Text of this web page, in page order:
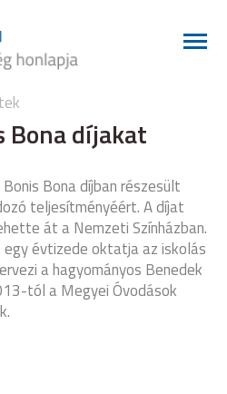
Bona díjakat
Bona díjban részesült
teljesítményéért. A díjat
át a Nemzeti Színházban.
évtizede oktatja az iskolás
a hagyományos Benedek
tól a Megyei Óvodások